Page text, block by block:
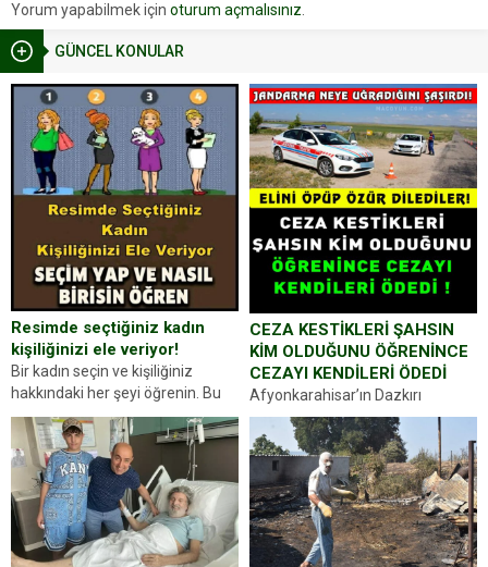
GÜNCEL KONULAR
Resimde seçtiğiniz kadın
kişiliğinizi ele veriyor!
Bir kadın seçin ve kişiliğiniz
hakkındaki her şeyi öğrenin. Bu
kez karşınıza oldukça farklı bir
kişilik testiyle çıkıyoruz. Resimde
gördüğünüz kadın figürlerinden
dikkatinizi en...
CEZA KESTİKLERİ ŞAHSIN
KİM OLDUĞUNU ÖĞRENİNCE
CEZAYI KENDİLERİ ÖDEDİ
Afyonkarahisar’ın Dazkırı
ilçesinde trafik uygulaması
yapan jandarma ekipleri
durdurdukları bir otomobilin
sürücüsünden ehliyet ve ruhsat
sorup belgelerini istedi. Sürücü
Abdurrahman Ö.nün verdiği
evraklarda eksik olduğunu...
Yorum yapabilmek için oturum açmalısınız.